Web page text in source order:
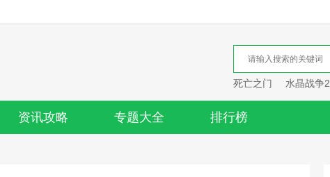
死亡之门 水晶战争2
资讯攻略 专题大全 排行榜